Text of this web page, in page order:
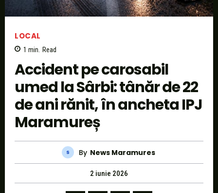
LOCAL
1 min. Read
Accident pe carosabil
umed la Sârbi: tânăr de 22
de ani rănit, în ancheta IPJ
Maramureș
By News Maramures
2 iunie 2026